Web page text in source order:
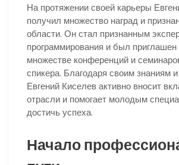
На протяжении своей карьеры
получил множество наград и
области. Он стал признанным
программирования и был
множестве конференций и
спикера. Благодаря своим знаниям
Евгений Киселев активно вносит
отрасли и помогает молодым
достичь успеха.
Начало